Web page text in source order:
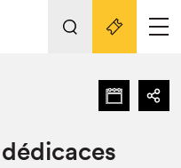
Salon
Nos activités